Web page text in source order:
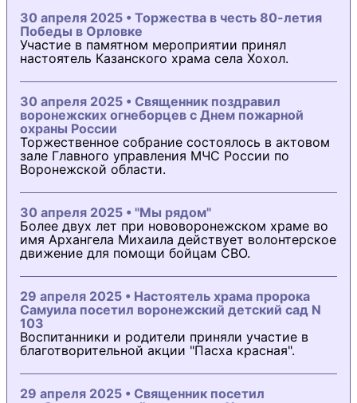
30 апреля 2025 • Торжества в честь 80-летия
Победы в Орловке
Участие в памятном мероприятии принял
настоятель Казанского храма села Хохол.
30 апреля 2025 • Священник поздравил
воронежских огнеборцев с Днем пожарной
охраны России
Торжественное собрание состоялось в актовом
зале Главного управления МЧС России по
Воронежской области.
30 апреля 2025 • "Мы рядом"
Более двух лет при нововоронежском храме во
имя Архангела Михаила действует волонтерское
движение для помощи бойцам СВО.
29 апреля 2025 • Настоятель храма пророка
Самуила посетил воронежский детский сад N
103
Воспитанники и родители приняли участие в
благотворительной акции "Пасха красная".
29 апреля 2025 • Священник посетил